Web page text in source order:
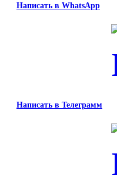
Написать в WhatsApp
Написать в Телеграмм